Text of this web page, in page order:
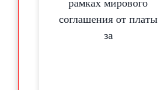
соглашения от платы
за